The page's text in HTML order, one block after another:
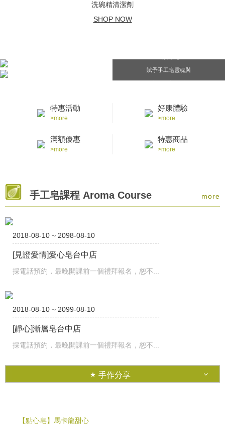
洗碗精清潔劑
SHOP NOW
賦予手工皂靈魂與
特惠活動
>more
好康體驗
>more
滿額優惠
>more
特惠商品
>more
手工皂課程 Aroma Course more
2018-08-10 ~ 2098-08-10
[見證愛情]愛心皂台中店
採電話預約，最晚開課前一個禮拜報名，恕不...
2018-08-10 ~ 2099-08-10
[靜心]漸層皂台中店
採電話預約，最晚開課前一個禮拜報名，恕不...
手作分享
【點心皂】馬卡龍甜心